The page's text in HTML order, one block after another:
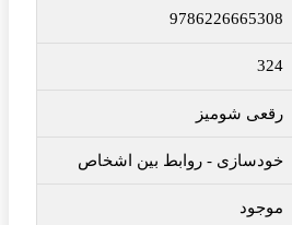
9786226665308
324
رقعی شومیز
خودسازی - روابط بین اشخاص
موجود